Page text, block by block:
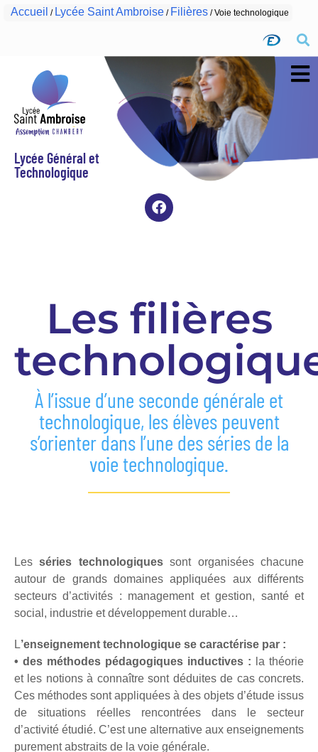
Accueil / Lycée Saint Ambroise / Filières /Voie technologique
Lycée Général et
Technologique
Les filières
À l’issue d’une seconde générale et
technologique, les élèves peuvent
s’orienter dans l’une des séries de la
voie technologique.
Lesséries technologiquessont organisées chacune
autour de grands domaines appliquées aux différents
secteurs d’activités : management et gestion, santé et
social, industrie et développement durable…
L’enseignement technologique se caractérise par :
• des méthodes pédagogiques inductives : la théorie
et les notions à connaître sont déduites de cas concrets.
Ces méthodes sont appliquées à des objets d’étude issus
de situations réelles rencontrées dans le secteur
d’activité étudié. C’est une alternative aux enseignements
purement abstraits de la voie générale.